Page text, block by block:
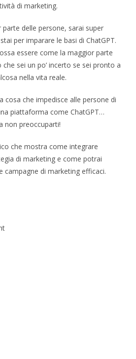
di marketing.
delle persone, sarai super
per imparare le basi di ChatGPT.
essere come la maggior parte
sei un po’ incerto se sei pronto a
nella vita reale.
cosa che impedisce alle persone di
piattaforma come ChatGPT…
non preoccuparti!
che mostra come integrare
di marketing e come potrai
campagne di marketing efficaci.